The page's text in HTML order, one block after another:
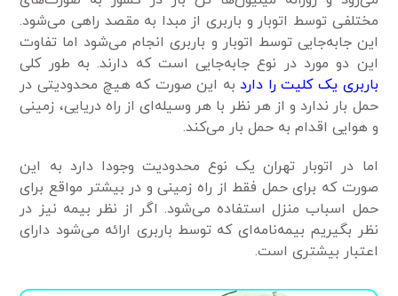
مختلفی توسط اتوبار و باربری از مبدا به مقصد راهی می‌شود.
این جابه‌جایی توسط اتوبار و باربری انجام می‌شود اما تفاوت
این دو مورد در نوع جابه‌جایی است که دارند. به طور کلی
باربری یک کلیت را داردبه این صورت که هیچ محدودیتی در
حمل بار ندارد و از هر نظر با هر وسیله‌ای از راه دریایی، زمینی
و هوایی اقدام به حمل بار می‌کند.
اما در اتوبار تهران یک نوع محدودیت وجودا دارد به این
صورت که برای حمل فقط از راه زمینی و در بیشتر مواقع برای
حمل اسباب منزل استفاده می‌شود. اگر از نظر بیمه نیز در
نظر بگیریم بیمه‌نامه‌ای که توسط باربری ارائه می‌شود دارای
اعتبار بیشتری است.